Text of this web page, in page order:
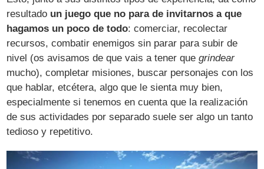
resultado un juego que no para de invitarnos a que
hagamos un poco de todo: comerciar, recolectar
recursos, combatir enemigos sin parar para subir de
nivel (os avisamos de que vais a tener quegrindear
mucho), completar misiones, buscar personajes con los
que hablar, etcétera, algo que le sienta muy bien,
especialmente si tenemos en cuenta que la realización
de sus actividades por separado suele ser algo un tanto
tedioso y repetitivo.